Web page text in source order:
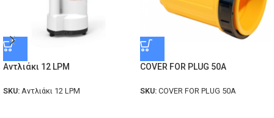
Αντλιάκι 12 LPM
SKU: Αντλιάκι 12 LPM
COVER FOR PLUG 50A
SKU: COVER FOR PLUG 50A